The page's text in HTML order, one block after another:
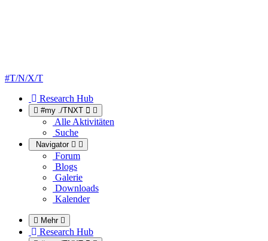
#T/N/X/T
Research Hub
#my ./TNXT
Alle Aktivitäten
Suche
Navigator
Forum
Blogs
Galerie
Downloads
Kalender
Mehr
Research Hub